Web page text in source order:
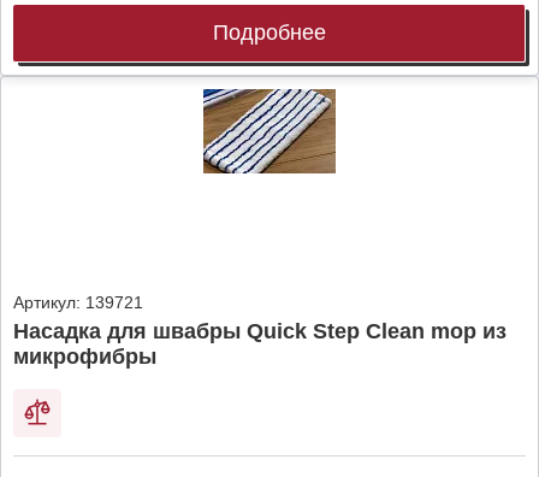
Подробнее
Артикул: 139721
Насадка для швабры Quick Step Clean mop из
микрофибры